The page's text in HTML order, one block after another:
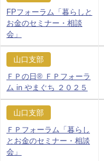
FPフォーラム「暮らしと
お金のセミナー・相談
会」
山口支部
ＦＰの日® ＦＰフォーラ
ム in やまぐち ２０２５
山口支部
ＦＰフォーラム「暮らし
とお金のセミナー・相談
会」